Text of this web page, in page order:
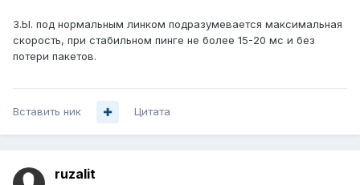
З.Ы. под нормальным линком подразумевается максимальная
скорость, при стабильном пинге не более 15-20 мс и без
потери пакетов.
Вставить ник Цитата
ruzalit